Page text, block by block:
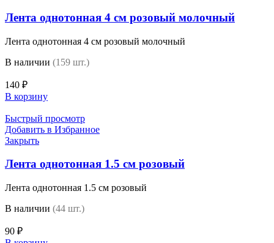
Лента однотонная 4 см розовый молочный
Лента однотонная 4 см розовый молочный
В наличии (159 шт.)
140 ₽
В корзину
Быстрый просмотр
Добавить в Избранное
Закрыть
Лента однотонная 1.5 см розовый
Лента однотонная 1.5 см розовый
В наличии (44 шт.)
90 ₽